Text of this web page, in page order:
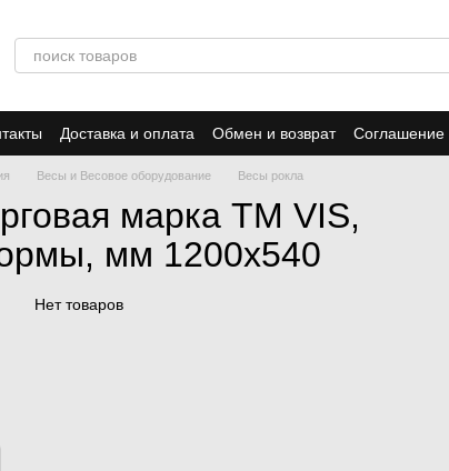
Доставка и оплата Обмен и возврат Соглашение
Акции
Весы и Весовое оборудование Весы рокла
марка TM VIS,
мм 1200х540
Нет товаров